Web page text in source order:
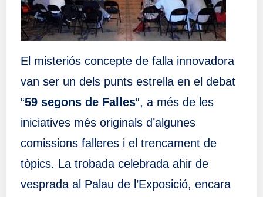
El misteriós concepte de falla innovadora
van ser un dels punts estrella en el debat
“59 segons de Falles“, a més de les
iniciatives més originals d’algunes
comissions falleres i el trencament de
tòpics. La trobada celebrada ahir de
vesprada al Palau de l’Exposició, encara